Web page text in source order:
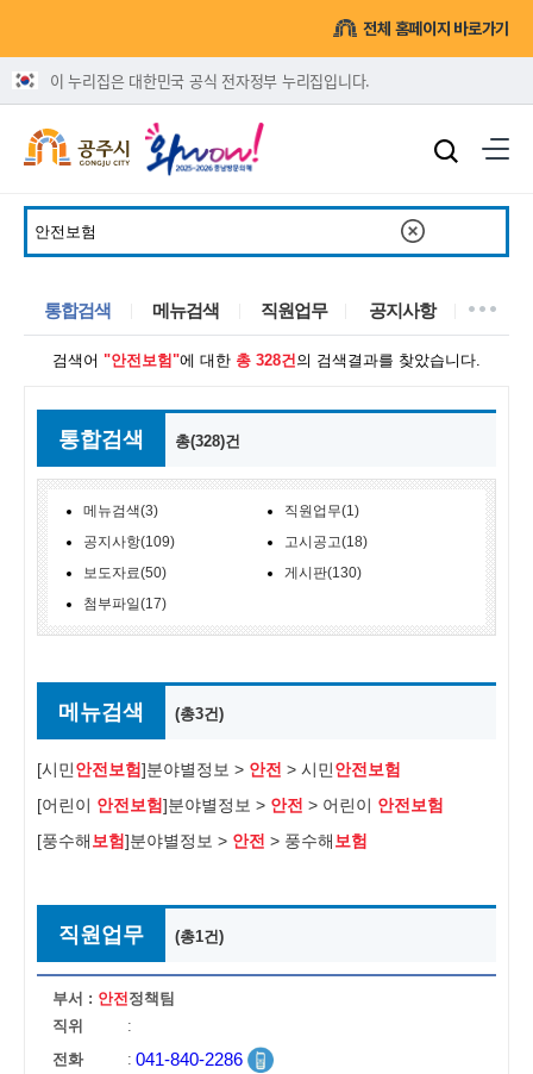
전체 홈페이지 바로가기
이 누리집은 대한민국 공식 전자정부 누리집입니다.